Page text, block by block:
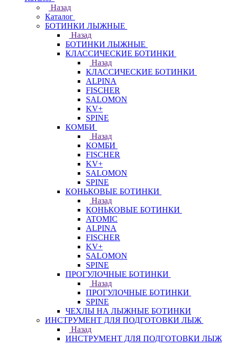
Назад
Каталог
БОТИНКИ ЛЫЖНЫЕ
Назад
БОТИНКИ ЛЫЖНЫЕ
КЛАССИЧЕСКИЕ БОТИНКИ
Назад
КЛАССИЧЕСКИЕ БОТИНКИ
ALPINA
FISCHER
SALOMON
KV+
SPINE
КОМБИ
Назад
КОМБИ
FISCHER
KV+
SALOMON
SPINE
КОНЬКОВЫЕ БОТИНКИ
Назад
КОНЬКОВЫЕ БОТИНКИ
ATOMIC
ALPINA
FISCHER
KV+
SALOMON
SPINE
ПРОГУЛОЧНЫЕ БОТИНКИ
Назад
ПРОГУЛОЧНЫЕ БОТИНКИ
SPINE
ЧЕХЛЫ НА ЛЫЖНЫЕ БОТИНКИ
ИНСТРУМЕНТ ДЛЯ ПОДГОТОВКИ ЛЫЖ
Назад
ИНСТРУМЕНТ ДЛЯ ПОДГОТОВКИ ЛЫЖ